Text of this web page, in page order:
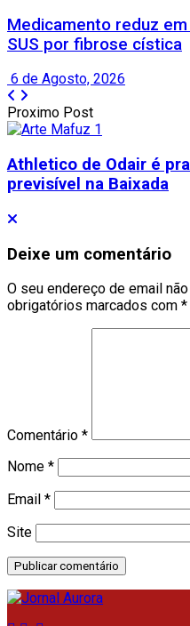
Medicamento reduz
SUS por fibrose cística
6 de Agosto, 2026
Proximo Post
Athletico de Odair é
previsível na Baixada
Deixe um comentário
O seu endereço de email
obrigatórios marcados com *
Comentário *
Nome *
Email *
Site